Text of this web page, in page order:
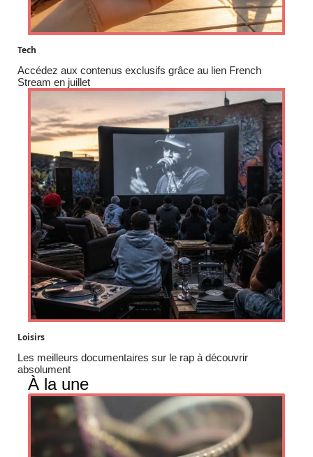
Tech
Accédez aux contenus exclusifs grâce au lien French
Stream en juillet
Loisirs
Les meilleurs documentaires sur le rap à découvrir
absolument
À la une